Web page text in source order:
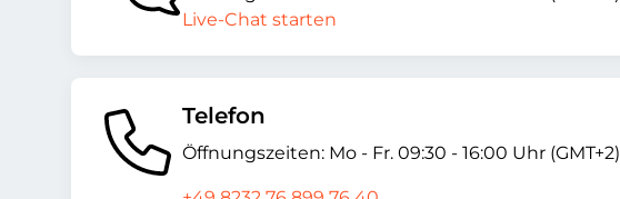
Live-Chat starten
Telefon
Öffnungszeiten: Mo - Fr. 09:30 - 16:00 Uhr (GMT+2)